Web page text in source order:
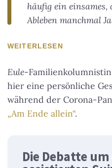
häufig ein einsames,
Ableben manchmal
WEITERLESEN
Eule-
hier eine persönliche
während der Corona-
„Am Ende allein“.
Die Debatte